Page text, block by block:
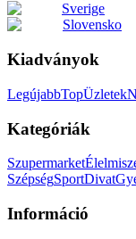
Sverige
Slovensko
Kiadványok
LegújabbTopÜzletek
Kategóriák
Szupermarket
SzépségSportDivat
Információ